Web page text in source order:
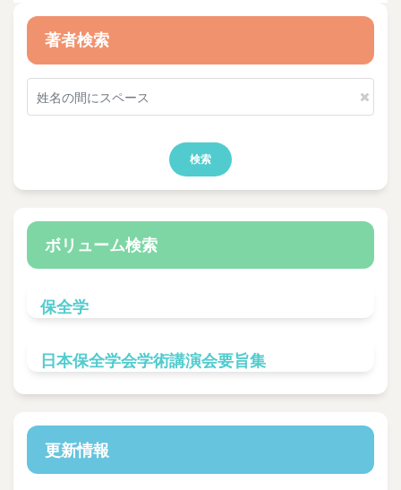
著者検索
検索
ボリューム検索
保全学
日本保全学会学術講演会要旨集
更新情報